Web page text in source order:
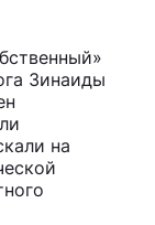
Зинаиды
на